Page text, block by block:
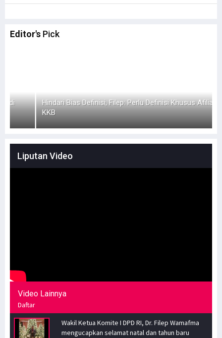
Editor's Pick
Hindari Bias Definisi, Filep: Perlu Definisi Khusus Afiliasi
KKB
Liputan Video
Video Lainnya
Daftar
Wakil Ketua Komite I DPD RI, Dr. Filep Wamafma
mengucapkan selamat natal dan tahun baru